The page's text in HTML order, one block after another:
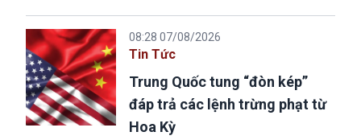
08:28 07/08/2026
Tin Tức
Trung Quốc tung “đòn kép”
đáp trả các lệnh trừng phạt từ
Hoa Kỳ